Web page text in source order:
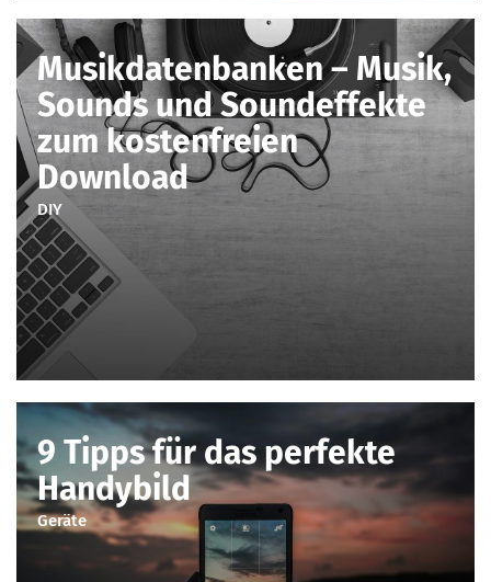
Musikdatenbanken – Musik,
Sounds und Soundeffekte
zum kostenfreien
Download
DIY
9 Tipps für das perfekte
Handybild
Geräte